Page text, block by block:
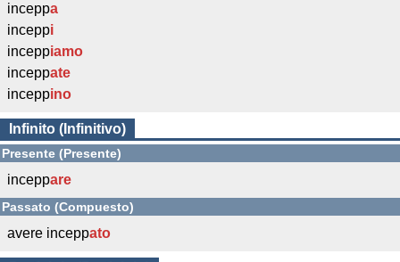
inceppa
inceppi
inceppiamo
inceppate
inceppino
Infinito (Infinitivo)
Presente (Presente)
inceppare
Passato (Compuesto)
avere inceppato